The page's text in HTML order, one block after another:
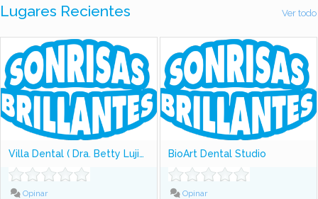
Lugares Recientes Ver todo
Villa Dental ( Dra. Betty Lujiao)
Opinar
BioArt Dental Studio
Opinar